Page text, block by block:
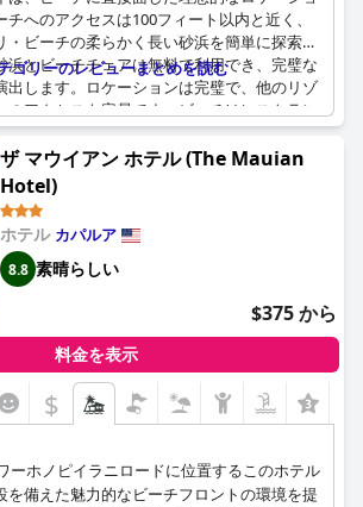
へのアクセスは100フィート以内と近く、
・ビーチの柔らかく長い砂浜を簡単に探索で
浜とビーチチェアは無料で利用でき、完璧な
出します。ロケーションは完璧で、他のリゾ
のアクセスも容易です。ビーチはレストラン
ており、一日中楽しむことができます。さら
ーケル用具などのビーチアクティビティの
で提供しています。リラックスしたい方
い景色を望むバルコニーで美しさを楽しむ
ゲストの滞在中にはビーチが荒れていまし
体験を損なうことはありませんでした。家
料のビーチチェアとタオルサービスをお楽
体として、カアナパリ・ビーチのロケーシ
・アリイを忘れられないビーチでの休暇に最
ます。
ゴリーのレビューまとめを読む
ザ マウイアン ホテル (The Mauian
Hotel)
ホテル カパルア
8.8 素晴らしい
$375 から
料金を表示
$
ーホノピイラニロードに位置するこのホテル
を備えた魅力的なビーチフロントの環境を提